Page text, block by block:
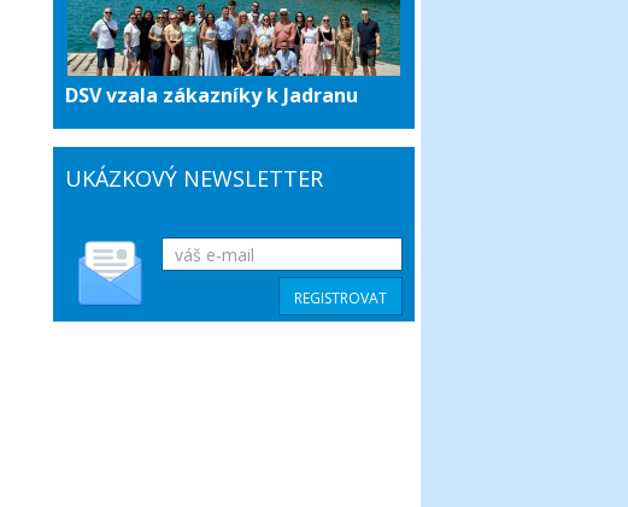
DSV vzala zákazníky k Jadranu
UKÁZKOVÝ NEWSLETTER